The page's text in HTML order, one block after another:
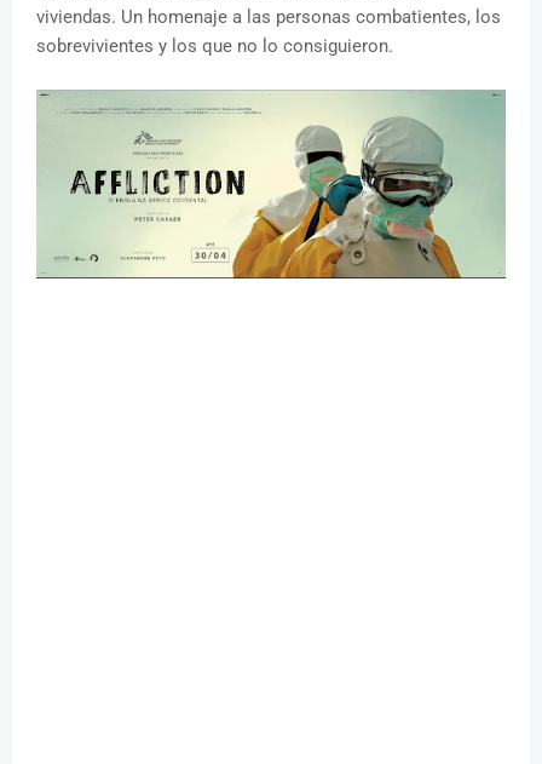
viviendas. Un homenaje a las personas combatientes, los
sobrevivientes y los que no lo consiguieron.